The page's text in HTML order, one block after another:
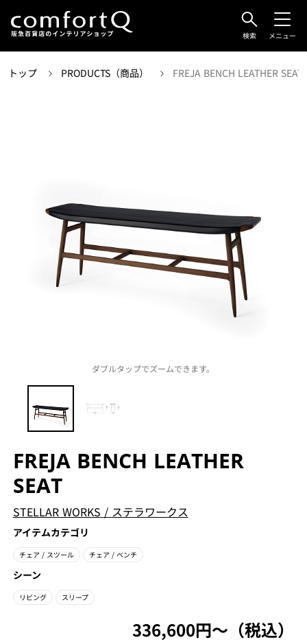
検索 メニュー
トップ PRODUCTS（商品） FREJA BENCH LEATHER SEAT
ダブルタップでズームできます。
FREJA BENCH LEATHER
SEAT
STELLAR WORKS / ステラワークス
アイテムカテゴリ
チェア / スツール チェア / ベンチ
シーン
リビング スリープ
336,600円〜（税込）